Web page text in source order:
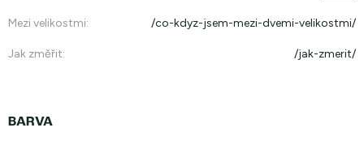
Mezi velikostmi: /co-kdyz-jsem-mezi-dvemi-velikostmi/
Jak změřit: /jak-zmerit/